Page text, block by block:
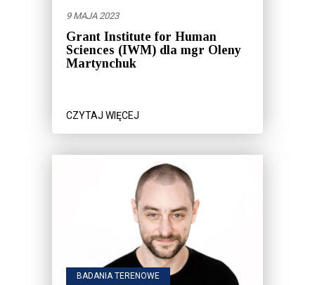
9 MAJA 2023
Grant Institute for Human
Sciences (IWM) dla mgr Oleny
Martynchuk
CZYTAJ WIĘCEJ
BADANIA TERENOWE